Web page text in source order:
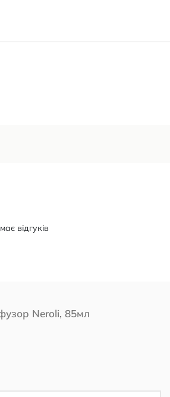
відгуків
Neroli, 85мл